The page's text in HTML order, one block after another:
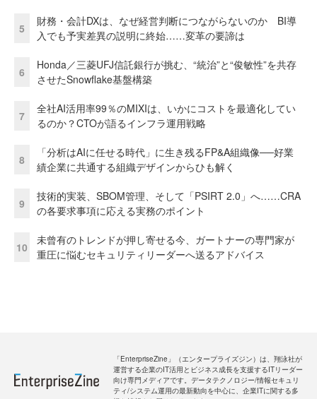
5
財務・会計DXは、なぜ経営判断につながらないのか BI導
入でも予実差異の説明に終始……変革の要諦は
6
Honda／三菱UFJ信託銀行が挑む、“統治”と“俊敏性”を共存
させたSnowflake基盤構築
7
全社AI活用率99％のMIXIは、いかにコストを最適化してい
るのか？CTOが語るインフラ運用戦略
8
「分析はAIに任せる時代」に生き残るFP&A組織像──好業
績企業に共通する組織デザインからひも解く
9
技術的実装、SBOM管理、そして「PSIRT 2.0」へ……CRA
の各要求事項に応える実務のポイント
10
未曾有のトレンドが押し寄せる今、ガートナーの専門家が
重圧に悩むセキュリティリーダーへ送るアドバイス
「EnterpriseZine」（エンタープライズジン）は、翔泳社が
運営する企業のIT活用とビジネス成長を支援するITリーダー
向け専門メディアです。データテクノロジー/情報セキュリ
ティ/システム運用の最新動向を中心に、企業ITに関する多